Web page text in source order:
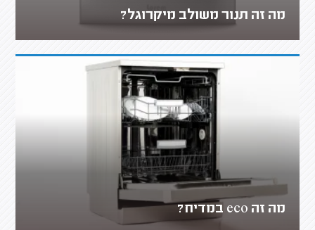
מה זה תנור משולב מיקרוגל?
מה זה eco במדיח?